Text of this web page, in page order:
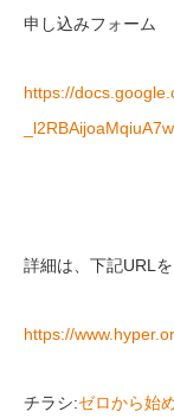
申し込みフォーム
https://
詳細は、下記URLを
https://
チラシ:ゼロから始